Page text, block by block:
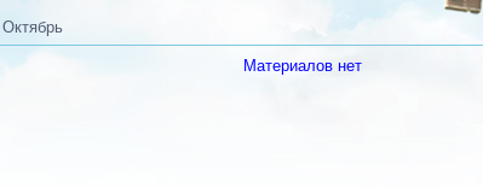
Октябрь
Материалов нет